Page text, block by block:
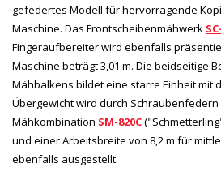
gefedertes Modell für hervorragende
Maschine. Das Frontscheibenmähwerk
Fingeraufbereiter wird ebenfalls
Maschine beträgt 3,01 m. Die beidseitige
Mähbalkens bildet eine starre Einheit mit
Übergewicht wird durch Schraubenfedern
Mähkombination SM-820C
und einer Arbeitsbreite von 8,2 m für
ebenfalls ausgestellt.